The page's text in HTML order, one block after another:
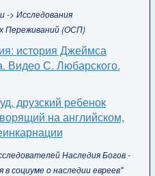
-> Исследования
Переживаний (ОСП)
история Джеймса
Видео С. Любарского.
друзский ребенок
на английском,
Наследия Богов -
в социуме о наследии евреев"